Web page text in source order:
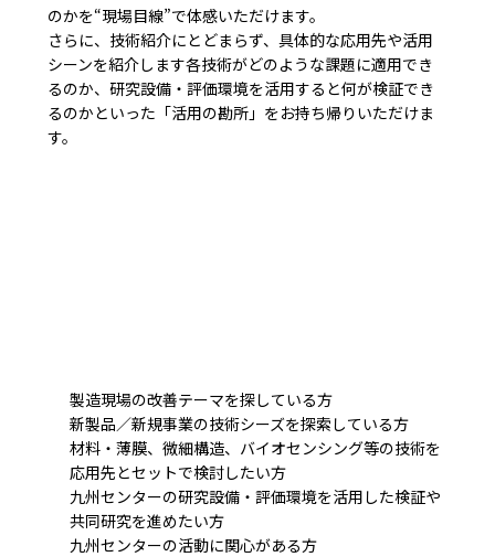
のかを“現場目線”で体感いただけます。
さらに、技術紹介にとどまらず、具体的な応用先や活用
シーンを紹介します各技術がどのような課題に適用でき
るのか、研究設備・評価環境を活用すると何が検証でき
るのかといった「活用の勘所」をお持ち帰りいただけま
す。
製造現場の改善テーマを探している方
新製品／新規事業の技術シーズを探索している方
材料・薄膜、微細構造、バイオセンシング等の技術を
応用先とセットで検討したい方
九州センターの研究設備・評価環境を活用した検証や
共同研究を進めたい方
九州センターの活動に関心がある方